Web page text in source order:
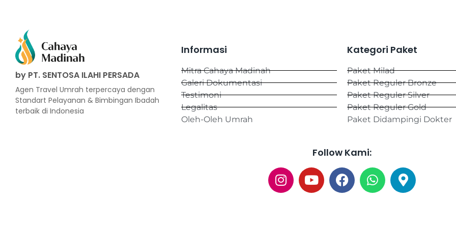
by PT. SENTOSA ILAHI PERSADA
Agen Travel Umrah terpercaya dengan
Standart Pelayanan & Bimbingan Ibadah
terbaik di Indonesia
Informasi
Mitra Cahaya Madinah
Galeri Dokumentasi
Testimoni
Legalitas
Oleh-Oleh Umrah
Kategori Paket
Paket Milad
Paket Reguler Bronze
Paket Reguler Silver
Paket Reguler Gold
Paket Didampingi Dokter
Follow Kami: